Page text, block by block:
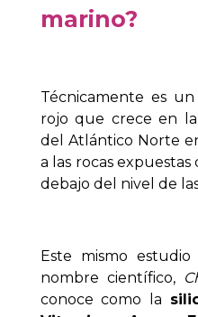
marino?
Técnicamente es
rojo que crece en
del Atlántico Norte
a las rocas
debajo del nivel de
Este mismo estudio
nombre científico,
conoce como la